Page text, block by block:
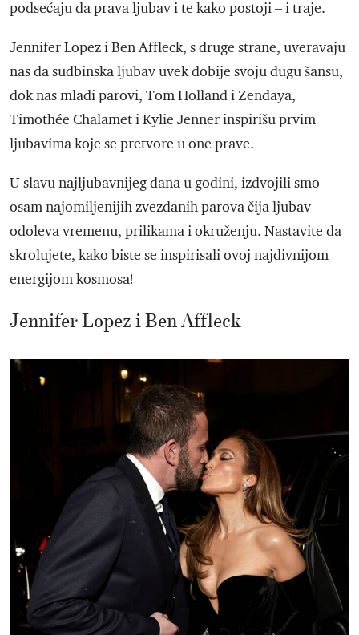
podsećaju da prava ljubav i te kako postoji – i traje.
Jennifer Lopez i Ben Affleck, s druge strane, uveravaju
nas da sudbinska ljubav uvek dobije svoju dugu šansu,
dok nas mladi parovi, Tom Holland i Zendaya,
Timothée Chalamet i Kylie Jenner inspirišu prvim
ljubavima koje se pretvore u one prave.
U slavu najljubavnijeg dana u godini, izdvojili smo
osam najomiljenijih zvezdanih parova čija ljubav
odoleva vremenu, prilikama i okruženju. Nastavite da
skrolujete, kako biste se inspirisali ovoj najdivnijom
energijom kosmosa!
Jennifer Lopez i Ben Affleck